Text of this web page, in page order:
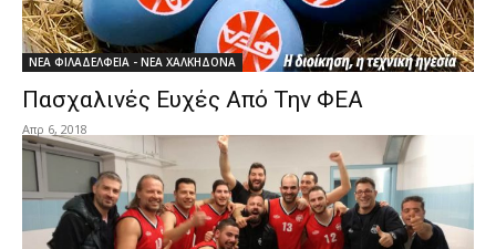
ΝΕΑ ΦΙΛΑΔΕΛΦΕΙΑ - ΝΕΑ ΧΑΛΚΗΔΟΝΑ
Πασχαλινές Ευχές Από Την ΦΕΑ
Απρ 6, 2018